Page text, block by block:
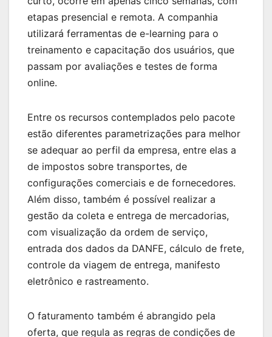
etapas presencial e remota. A companhia
utilizará ferramentas de e-learning para o
treinamento e capacitação dos usuários, que
passam por avaliações e testes de forma
online.
Entre os recursos contemplados pelo pacote
estão diferentes parametrizações para melhor
se adequar ao perfil da empresa, entre elas a
de impostos sobre transportes, de
configurações comerciais e de fornecedores.
Além disso, também é possível realizar a
gestão da coleta e entrega de mercadorias,
com visualização da ordem de serviço,
entrada dos dados da DANFE, cálculo de frete,
controle da viagem de entrega, manifesto
eletrônico e rastreamento.
O faturamento também é abrangido pela
oferta, que regula as regras de condições de